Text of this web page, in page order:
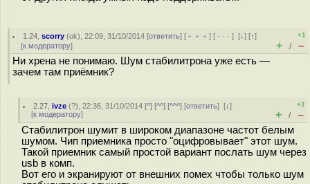
1.24 ,scorry (ok), 22:09, 31/10/2014 [ответить] [ ﹢﹢﹢] [ · · ·][↓] [↑]
[к модератору]
+1
+ / –
Ни хрена не понимаю. Шум стабилитрона уже есть —
зачем там приёмник?
2.27 ,ivze (?), 22:36, 31/10/2014 [^] [^^] [^^^] [ответить][↓]
[к модератору]
+1
+ / –
Стабилитрон шумит в широком диапазоне частот белым
шумом. Чип приемника просто "оцифровывает" этот шум.
Такой приемник самый простой вариант послать шум через
usb в комп.
Вот его и экранируют от внешних помех чтобы только шум